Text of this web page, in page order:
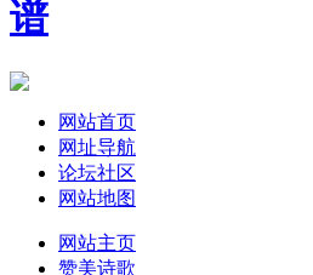
谱
网站首页
网址导航
论坛社区
网站地图
网站主页
赞美诗歌